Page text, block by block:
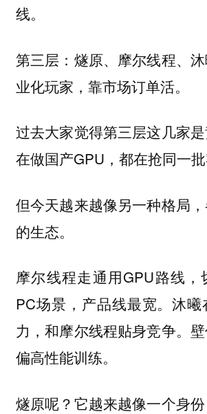
线。
第三层：燧原、摩尔线程、
业化玩家，靠市场订单活。
过去大家觉得第三层这几家
在做国产GPU，都在抢同一批
但今天越来越像另一种格局
的生态。
摩尔线程走通用GPU路线，
PC场景，产品线最宽。沐
力，和摩尔线程贴身竞争。壁
偏高性能训练。
燧原呢？它越来越像一个身份